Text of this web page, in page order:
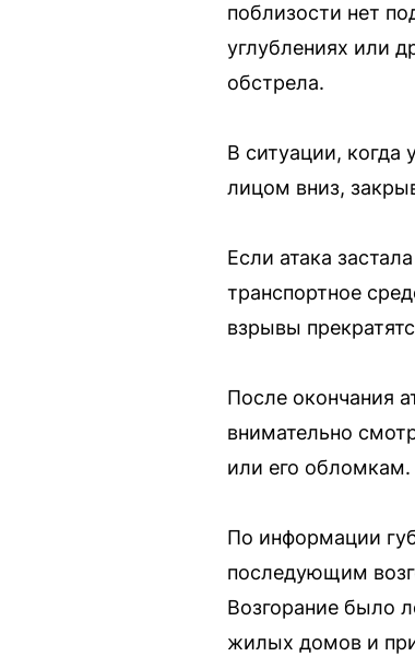
поблизости нет
углублениях или
обстрела.
В ситуации, когда
лицом вниз,
Если атака
транспортное
взрывы
После окончания
внимательно
или его обломкам.
По информации
последующим
Возгорание было
жилых домов и